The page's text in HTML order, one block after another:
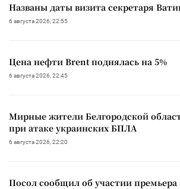
Названы даты визита секретаря
6 августа 2026, 22:55
Цена нефти Brent поднялась на 5%
6 августа 2026, 22:45
Мирные жители Белгородской
при атаке украинских БПЛА
6 августа 2026, 22:20
Посол сообщил об участии